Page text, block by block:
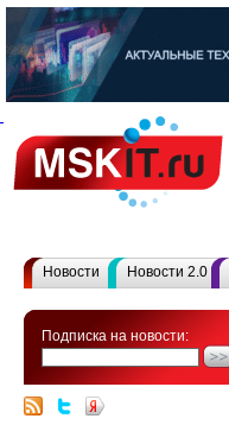
Новости Новости 2.0
Подписка на новости: